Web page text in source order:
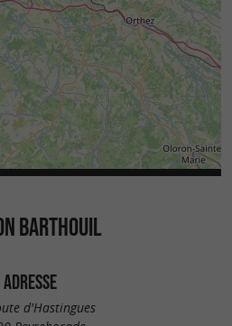
BARTHOUIL
ADRESSE
d'Hastingues